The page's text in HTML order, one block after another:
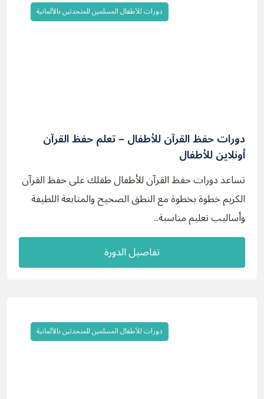
دورات للأطفال المسلمين للمتحدثين بالألمانية
دورات حفظ القرآن للأطفال – تعلم حفظ القرآن
أونلاين للأطفال
تساعد دورات حفظ القرآن للأطفال طفلك على حفظ القرآن
الكريم خطوة بخطوة مع النطق الصحيح والمتابعة اللطيفة
وأساليب تعليم مناسبة..
تفاصيل الدورة
دورات للأطفال المسلمين للمتحدثين بالألمانية